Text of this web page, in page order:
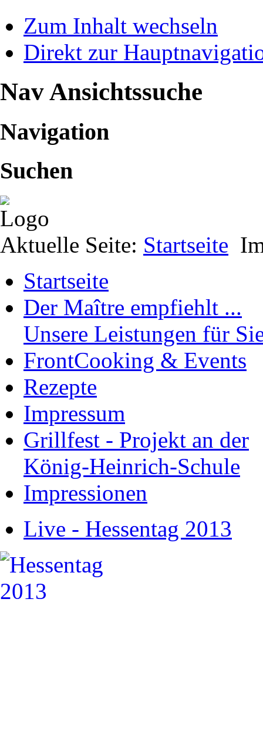
Zum Inhalt wechseln
Direkt zur
Nav Ansichtssuche
Navigation
Suchen
Aktuelle Seite: Startseite
Startseite
Der Maître emp­fiehlt ...
Unsere Leistungen für
FrontCooking & Events
Rezepte
Impressum
Grillfest - Projekt an der
König-Heinrich-Schule
Impressionen
Live - Hessentag 2013